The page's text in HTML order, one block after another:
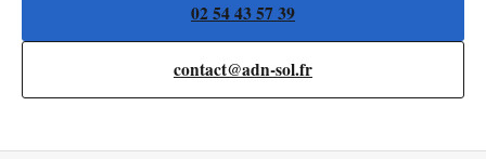
02 54 43 57 39
contact@adn-sol.fr